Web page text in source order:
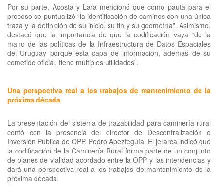
Por su parte, Acosta y Lara mencionó que como pauta para el
proceso se puntualizó “la identificación de caminos con una única
traza y la definición de su inicio, su fin y su geometría”. Asimismo,
destacó que la importancia de que la codificación vaya “de la
mano de las políticas de la Infraestructura de Datos Espaciales
del Uruguay porque esta capa de información, además de su
cometido oficial, tiene múltiples utilidades”.
Una perspectiva real a los trabajos de mantenimiento de la
próxima década
La presentación del sistema de trazabilidad para caminería rural
contó con la presencia del director de Descentralización e
Inversión Pública de OPP, Pedro Apezteguía. El jerarca indicó que
la codificación de la Caminería Rural forma parte de un conjunto
de planes de vialidad acordado entre la OPP y las intendencias y
dará una perspectiva real a los trabajos de mantenimiento de la
próxima década.